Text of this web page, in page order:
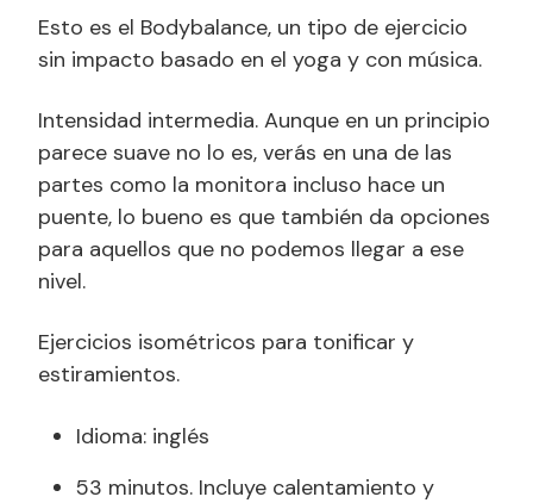
Esto es el Bodybalance, un tipo de ejercicio
sin impacto basado en el yoga y con música.
Intensidad intermedia. Aunque en un principio
parece suave no lo es, verás en una de las
partes como la monitora incluso hace un
puente, lo bueno es que también da opciones
para aquellos que no podemos llegar a ese
nivel.
Ejercicios isométricos para tonificar y
estiramientos.
Idioma: inglés
53 minutos. Incluye calentamiento y